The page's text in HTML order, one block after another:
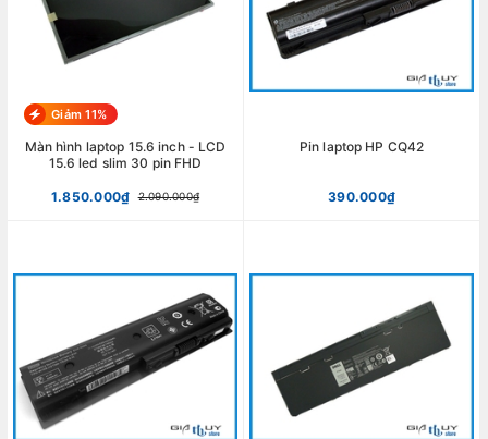
Giảm 11%
Màn hình laptop 15.6 inch - LCD
15.6 led slim 30 pin FHD
1.850.000₫ 2.090.000₫
Pin laptop HP CQ42
390.000₫